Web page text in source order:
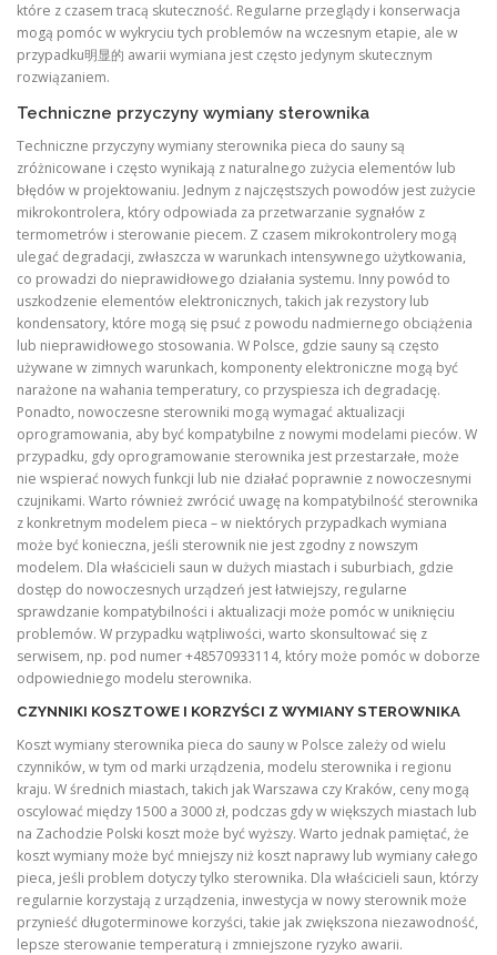
które z czasem tracą skuteczność. Regularne przeglądy i konserwacja
mogą pomóc w wykryciu tych problemów na wczesnym etapie, ale w
przypadku明显的 awarii wymiana jest często jedynym skutecznym
rozwiązaniem.
Techniczne przyczyny wymiany sterownika
Techniczne przyczyny wymiany sterownika pieca do sauny są
zróżnicowane i często wynikają z naturalnego zużycia elementów lub
błędów w projektowaniu. Jednym z najczęstszych powodów jest zużycie
mikrokontrolera, który odpowiada za przetwarzanie sygnałów z
termometrów i sterowanie piecem. Z czasem mikrokontrolery mogą
ulegać degradacji, zwłaszcza w warunkach intensywnego użytkowania,
co prowadzi do nieprawidłowego działania systemu. Inny powód to
uszkodzenie elementów elektronicznych, takich jak rezystory lub
kondensatory, które mogą się psuć z powodu nadmiernego obciążenia
lub nieprawidłowego stosowania. W Polsce, gdzie sauny są często
używane w zimnych warunkach, komponenty elektroniczne mogą być
narażone na wahania temperatury, co przyspiesza ich degradację.
Ponadto, nowoczesne sterowniki mogą wymagać aktualizacji
oprogramowania, aby być kompatybilne z nowymi modelami pieców. W
przypadku, gdy oprogramowanie sterownika jest przestarzałe, może
nie wspierać nowych funkcji lub nie działać poprawnie z nowoczesnymi
czujnikami. Warto również zwrócić uwagę na kompatybilność sterownika
z konkretnym modelem pieca – w niektórych przypadkach wymiana
może być konieczna, jeśli sterownik nie jest zgodny z nowszym
modelem. Dla właścicieli saun w dużych miastach i suburbiach, gdzie
dostęp do nowoczesnych urządzeń jest łatwiejszy, regularne
sprawdzanie kompatybilności i aktualizacji może pomóc w uniknięciu
problemów. W przypadku wątpliwości, warto skonsultować się z
serwisem, np. pod numer +48570933114, który może pomóc w doborze
odpowiedniego modelu sterownika.
CZYNNIKI KOSZTOWE I KORZYŚCI Z WYMIANY STEROWNIKA
Koszt wymiany sterownika pieca do sauny w Polsce zależy od wielu
czynników, w tym od marki urządzenia, modelu sterownika i regionu
kraju. W średnich miastach, takich jak Warszawa czy Kraków, ceny mogą
oscylować między 1500 a 3000 zł, podczas gdy w większych miastach lub
na Zachodzie Polski koszt może być wyższy. Warto jednak pamiętać, że
koszt wymiany może być mniejszy niż koszt naprawy lub wymiany całego
pieca, jeśli problem dotyczy tylko sterownika. Dla właścicieli saun, którzy
regularnie korzystają z urządzenia, inwestycja w nowy sterownik może
przynieść długoterminowe korzyści, takie jak zwiększona niezawodność,
lepsze sterowanie temperaturą i zmniejszone ryzyko awarii.